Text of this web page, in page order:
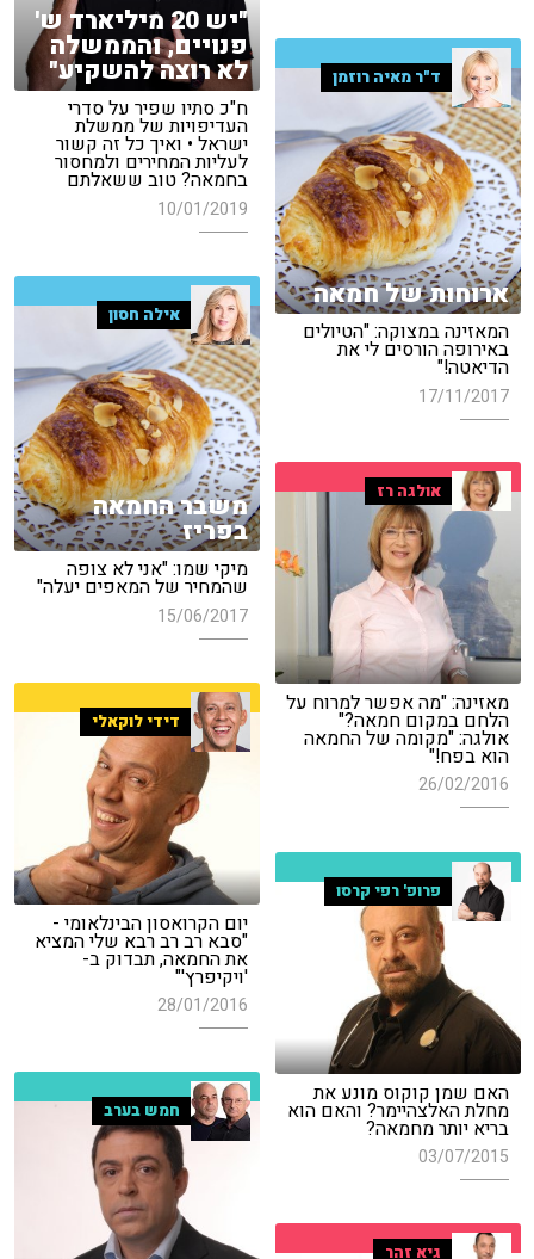
"יש 20 מיליארד ש'
פנויים, והממשלה
לא רוצה להשקיע"
ח"כ סתיו שפיר על סדרי
העדיפויות של ממשלת
ישראל • ואיך כל זה קשור
לעליות המחירים ולמחסור
בחמאה? טוב ששאלתם
10/01/2019
ד"ר מאיה רוזמן
ארוחות של חמאה
המאזינה במצוקה: "הטיולים
באירופה הורסים לי את
הדיאטה!"
17/11/2017
אילה חסון
משבר החמאה
בפריז
מיקי שמו: "אני לא צופה
שהמחיר של המאפים יעלה"
15/06/2017
אולגה רז
מאזינה: "מה אפשר למרוח על
הלחם במקום חמאה?"
אולגה: "מקומה של החמאה
הוא בפח!"
26/02/2016
דידי לוקאלי
יום הקרואסון הבינלאומי -
"סבא רב רב רבא שלי המציא
את החמאה, תבדוק ב-
'ויקיפרץ'"
28/01/2016
פרופ' רפי קרסו
האם שמן קוקוס מונע את
מחלת האלצהיימר? והאם הוא
בריא יותר מחמאה?
03/07/2015
חמש בערב
גיא זהר